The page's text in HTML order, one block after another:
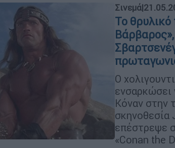
Σινεμά|
Το
Ο
Κόναν στην
σκηνοθεσία
επέστρεψε
«Conan the